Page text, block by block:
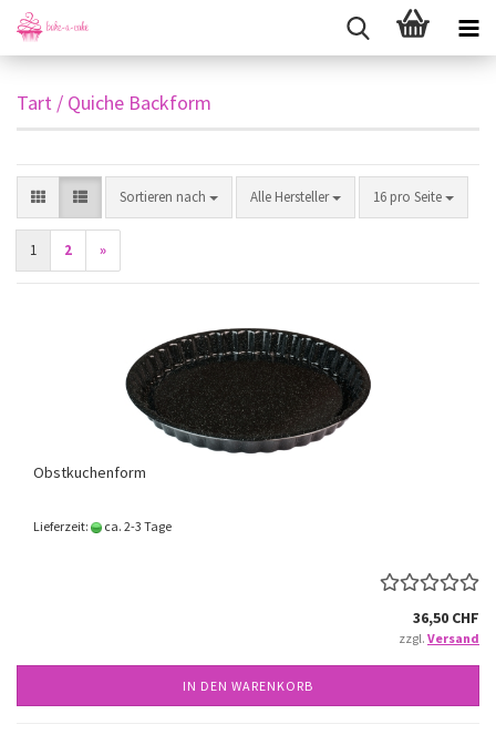
Tart / Quiche Backform
Sortieren nach
Sortieren nach Alle Hersteller 16 pro Seite
pro Seite
1 2 »
Obstkuchenform
Lieferzeit: ca. 2-3 Tage
36,50 CHF
zzgl. Versand
IN DEN WARENKORB